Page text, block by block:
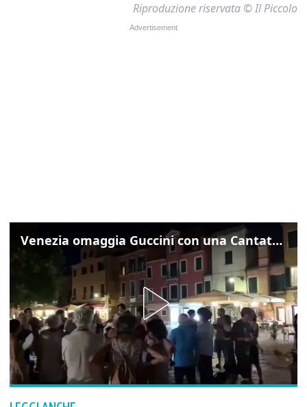
Riproduzione riservata © Il Piccolo
Venezia omaggia Guccini con una Cantata Anarchica in campo Santa Margherita